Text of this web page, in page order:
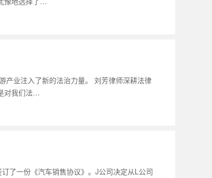
产业注入了新的法治力量。 刘芳律师深耕法律
对我们法…
了一份《汽车销售协议》。J公司决定从L公司